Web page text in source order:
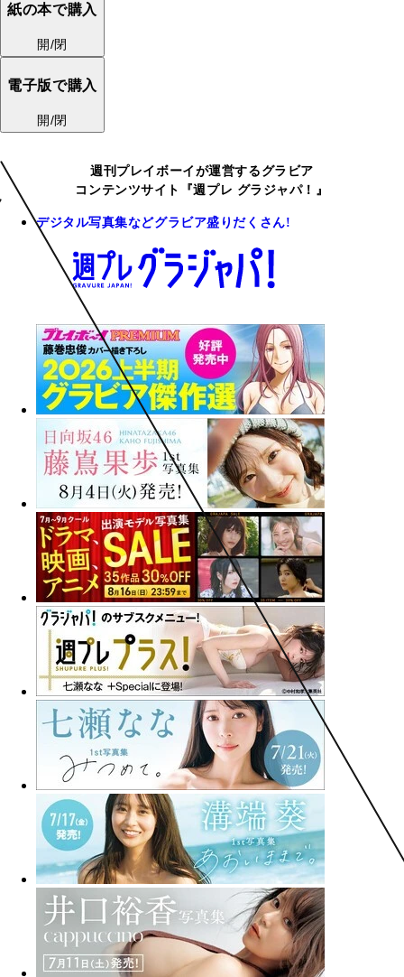
紙の本で購入
開/閉
電子版で購入
開/閉
週刊プレイボーイが運営するグラビア
コンテンツサイト『週プレ グラジャパ！』
デジタル写真集などグラビア盛りだくさん!